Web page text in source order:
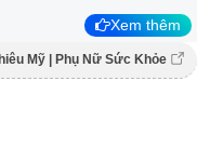
Xem thêm
Mỹ | Phụ Nữ Sức Khỏe